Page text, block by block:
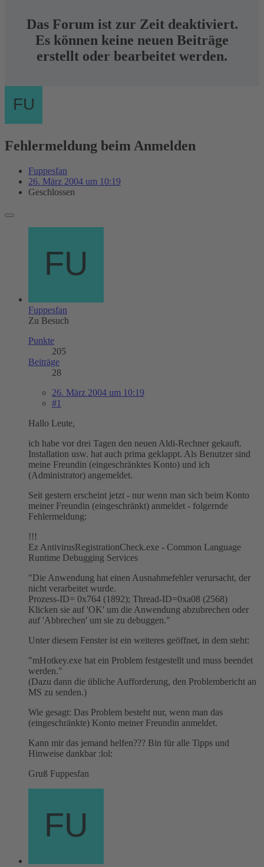
Das Forum ist zur Zeit deaktiviert.
Es können keine neuen Beiträge
erstellt oder bearbeitet werden.
Fehlermeldung beim Anmelden
Fuppesfan
26. März 2004 um 10:19
Geschlossen
Fuppesfan
Zu Besuch
Punkte
205
Beiträge
28
26. März 2004 um 10:19
#1
Hallo Leute,
ich habe vor drei Tagen den neuen Aldi-Rechner gekauft.
Installation usw. hat auch prima geklappt. Als Benutzer sind
meine Freundin (eingeschränktes Konto) und ich
(Administrator) angemeldet.
Seit gestern erscheint jetzt - nur wenn man sich beim Konto
meiner Freundin (eingeschränkt) anmeldet - folgernde
Fehlermeldung:
!!!
Ez AntivirusRegistrationCheck.exe - Common Language
Runtime Debugging Services
"Die Anwendung hat einen Ausnahmefehler verursacht, der
nicht verarbeitet wurde.
Prozess-ID= 0x764 (1892); Thread-ID=0xa08 (2568)
Klicken sie auf 'OK' um die Anwendung abzubrechen oder
auf 'Abbrechen' um sie zu debuggen."
Unter diesem Fenster ist ein weiteres geöffnet, in dem steht:
"mHotkey.exe hat ein Problem festgestellt und muss beendet
werden."
(Dazu dann die übliche Aufforderung, den Problembericht an
MS zu senden.)
Wie gesagt: Das Problem besteht nur, wenn man das
(eingeschränkte) Konto meiner Freundin anmeldet.
Kann mir das jemand helfen??? Bin für alle Tipps und
Hinweise dankbar :lol:
Gruß Fuppesfan